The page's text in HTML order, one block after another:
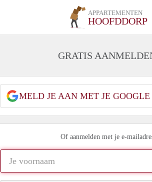
APPARTEMENTEN
HOOFDDORP
GRATIS
MELD JE AAN MET JE
Of aanmelden met je e-